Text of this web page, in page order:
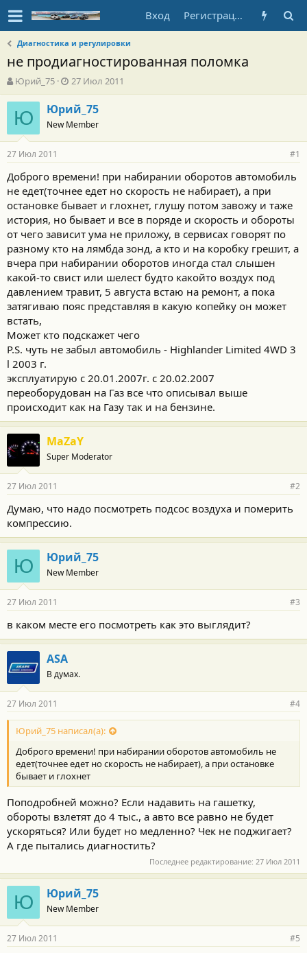
Вход Регистрация
Диагностика и регулировки
не продиагностированная поломка
А
в
т
о
т
е
м
ы
Юрий_75
Д
а
т
а
н
а
а
л
а
27 Июл 2011
Ю Юрий_75
New Member
27 Июл 2011 #1
Доброго времени! при набирании оборотов автомобиль
не едет(точнее едет но скорость не набирает), а при
остановке бывает и глохнет, глушу потом завожу и таже
история, но бывает и все в поряде и скорость и обороты
от чего зависит ума не приложу, в сервисах говорят по
разному кто на лямбда зонд, а кто и на коробку грешит, а
вчера при набирании оборотов иногда стал слышен
какой-то свист или шелест будто какойто воздух под
давлением травит, 5 августа встаю на ремонт, а пока
затягиваю пояс представляя в какую копейку он может
встать,
Может кто подскажет чего
P.S. чуть не забыл автомобиль - Highlander Limited 4WD 3
l 2003 г.
эксплуатирую с 20.01.2007г. с 20.02.2007
переоборудован на Газ все что описывал выше
происходит как на Газу так и на бензине.
MaZaY
Super Moderator
27 Июл 2011 #2
Думаю, что надо посмотреть подсос воздуха и померить
компрессию.
Ю Юрий_75
New Member
27 Июл 2011 #3
в каком месте его посмотреть как это выглядит?
ASA
В думах.
27 Июл 2011 #4
Юрий_75 написал(а):
Доброго времени! при набирании оборотов автомобиль не
едет(точнее едет но скорость не набирает), а при остановке
бывает и глохнет
Поподробней можно? Если надавить на гашетку,
обороты взлетят до 4 тыс., а авто все равно не будет
ускоряться? Или будет но медленно? Чек не поджигает?
А где пытались диагностить?
Последнее редактирование: 27 Июл 2011
Ю Юрий_75
New Member
27 Июл 2011 #5